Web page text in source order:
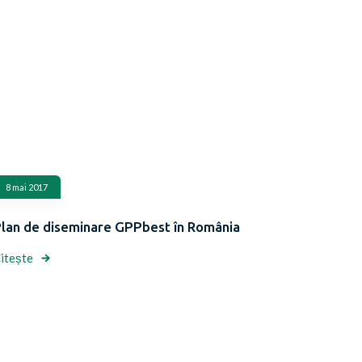
8 mai 2017
de diseminare GPPbest în România